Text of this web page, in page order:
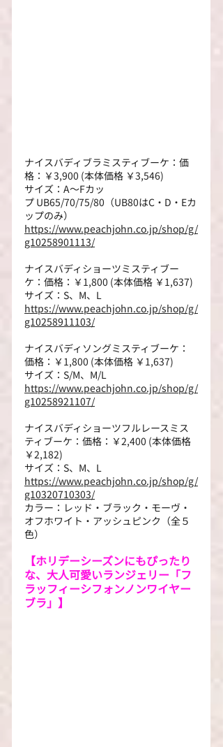
ナイスバディブラミスティブーケ：価
格：￥3,900 (本体価格 ￥3,546)
サイズ：A～Fカッ
プ UB65/70/75/80（UB80はC・D・Eカ
ップのみ）
https://www.peachjohn.co.jp/shop/g/
g10258901113/
ナイスバディショーツミスティブー
ケ：価格：￥1,800 (本体価格 ￥1,637)
サイズ：S、M、L
https://www.peachjohn.co.jp/shop/g/
g10258911103/
ナイスバディソングミスティブーケ：
価格：￥1,800 (本体価格 ￥1,637)
サイズ：S/M、M/L
https://www.peachjohn.co.jp/shop/g/
g10258921107/
ナイスバディショーツフルレースミス
ティブーケ：価格：￥2,400 (本体価格
￥2,182)
サイズ：S、M、L
https://www.peachjohn.co.jp/shop/g/
g10320710303/
カラー：レッド・ブラック・モーヴ・
オフホワイト・アッシュピンク（全５
色）
【ホリデーシーズンにもぴったり
な、大人可愛いランジェリー「フ
ラッフィーシフォンノンワイヤー
ブラ」】